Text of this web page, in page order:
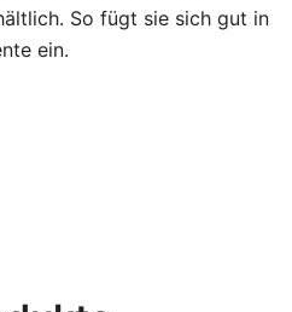
So fügt sie sich gut in
ein.